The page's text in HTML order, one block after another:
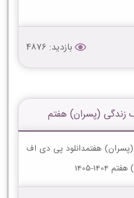
بازدید: 4876
زندگی (پسران) هفتم
هفتمدانلود پی دی اف
1405